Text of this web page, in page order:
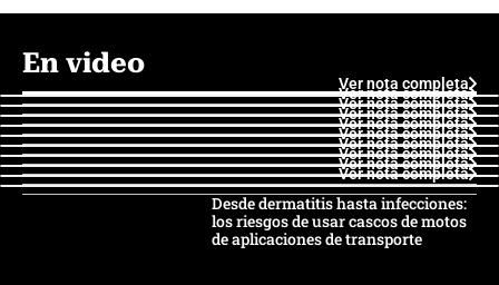
En video
Ver nota completa
Ver nota completa
Ver nota completa
Ver nota completa
Ver nota completa
Ver nota completa
Ver nota completa
Ver nota completa
Ver nota completa
Ver nota completa
Desde dermatitis hasta infecciones:
los riesgos de usar cascos de motos
de aplicaciones de transporte